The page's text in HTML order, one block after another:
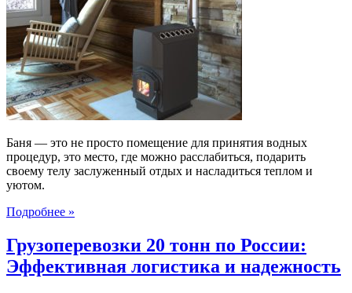
под
ключ:
Комфорт
релаксация
в
собственном
доме
Баня — это не просто помещение для принятия водных
процедур, это место, где можно расслабиться, подарить
своему телу заслуженный отдых и насладиться теплом и
уютом.
Подробнее »
Грузоперевозки 20 тонн по России:
Эффективная логистика и надежность